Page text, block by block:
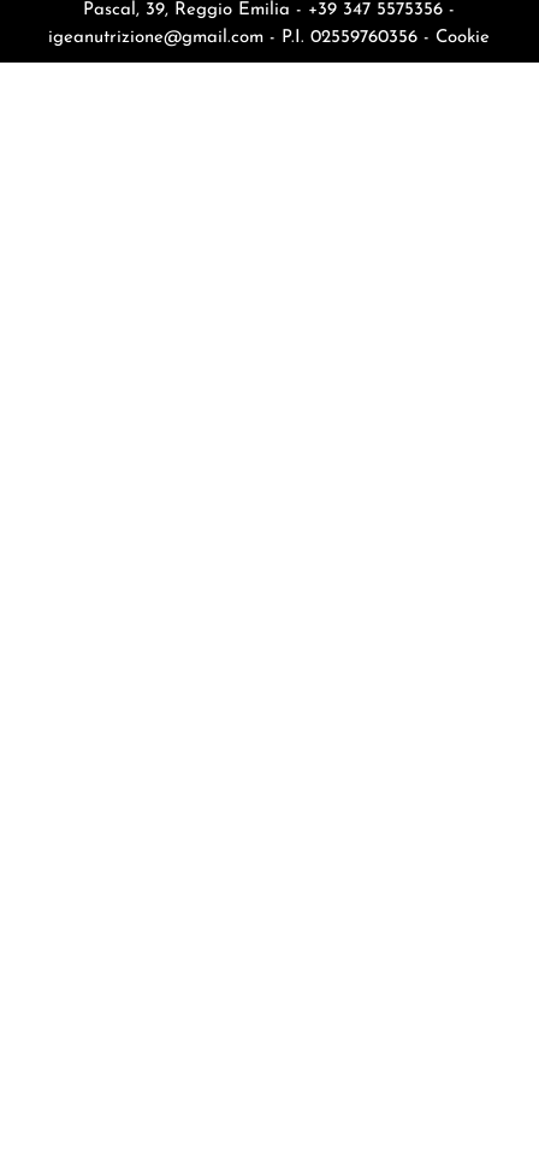
Pascal, 39, Reggio Emilia - +39 347 5575356 -
igeanutrizione@gmail.com - P.I. 02559760356 - Cookie